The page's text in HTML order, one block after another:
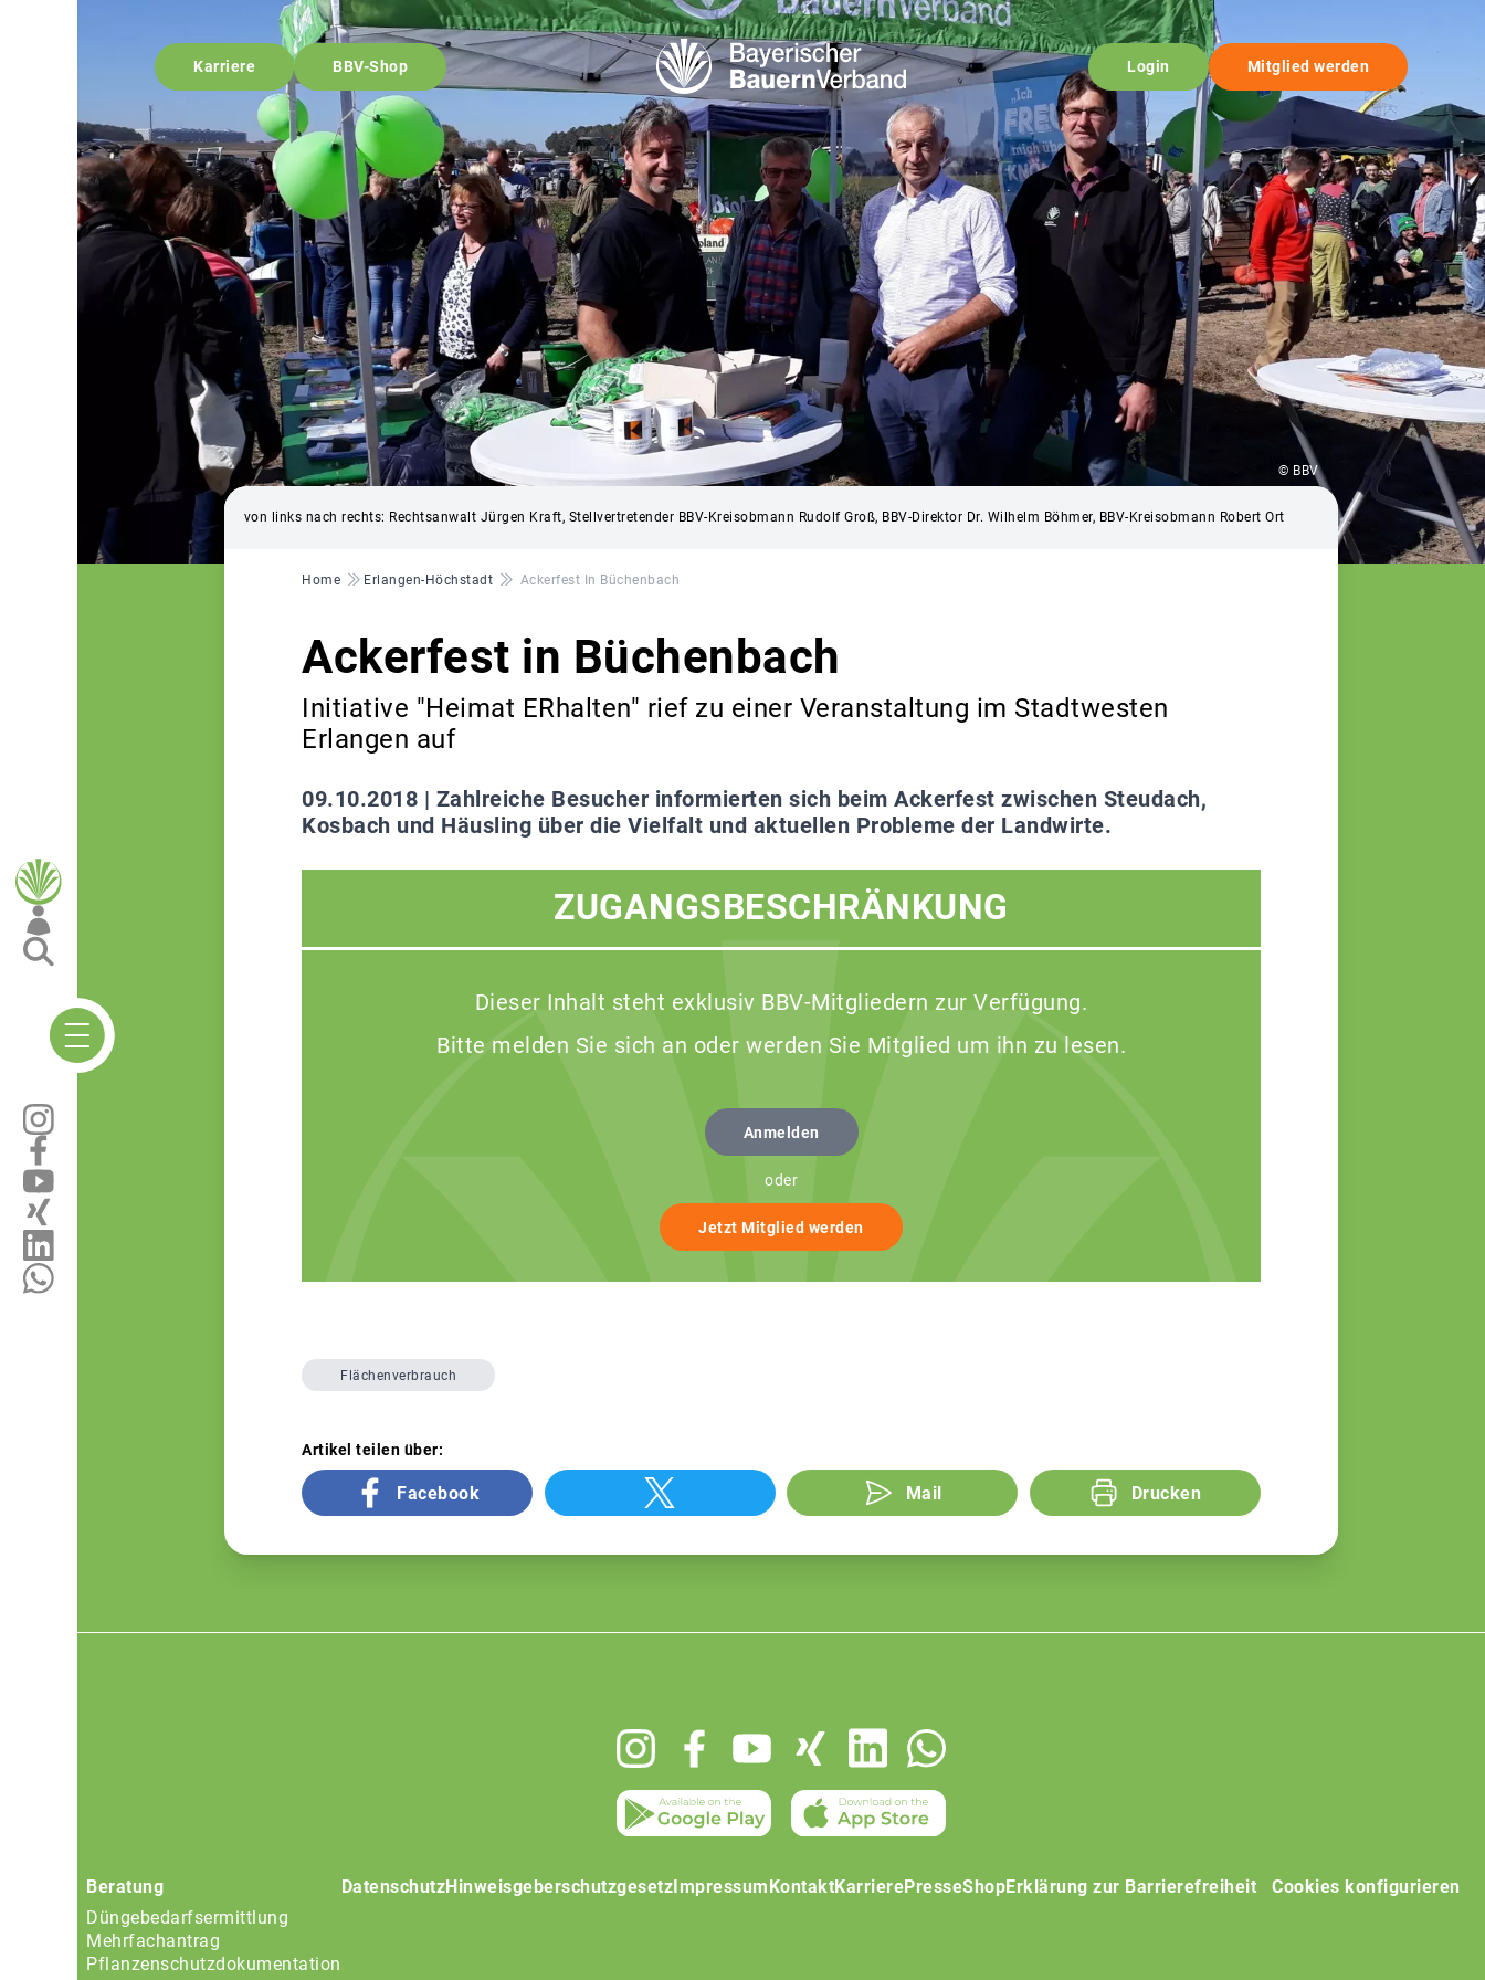
Karriere BBV-Shop Login Mitglied werden
© BBV
von links nach rechts: Rechtsanwalt Jürgen Kraft, Stellvertretender BBV-Kreisobmann Rudolf Groß, BBV-Direktor Dr. Wilhelm Böhmer, BBV-Kreisobmann Robert Ort
Pfadnavigation
Home Erlangen-Höchstadt Ackerfest In Büchenbach
Ackerfest in Büchenbach
Initiative "Heimat ERhalten" rief zu einer Veranstaltung im Stadtwesten
Erlangen auf
09.10.2018 | Zahlreiche Besucher informierten sich beim Ackerfest zwischen Steudach,
Kosbach und Häusling über die Vielfalt und aktuellen Probleme der Landwirte.
ZUGANGSBESCHRÄNKUNG
Dieser Inhalt steht exklusiv BBV-Mitgliedern zur Verfügung.
Bitte melden Sie sich an oder werden Sie Mitglied um ihn zu lesen.
Anmelden
oder
Jetzt Mitglied werden
Flächenverbrauch
Artikel teilen über:
Facebook Mail Drucken
Beratung
Düngebedarfsermittlung
Mehrfachantrag
Pflanzenschutzdokumentation
DatenschutzHinweisgeberschutzgesetz Impressum KontaktKarrierePresseShopErklärung zur Barrierefreiheit Cookies konfigurieren